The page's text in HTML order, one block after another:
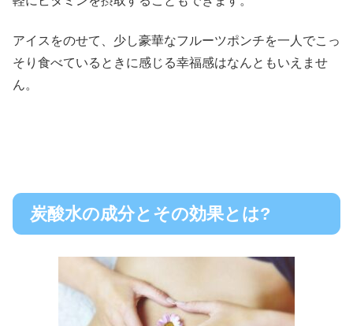
アイスをのせて、少し豪華なフルーツポンチを一人でこっ
そり食べているときに感じる幸福感はなんともいえませ
ん。
炭酸水の成分とその効果とは?